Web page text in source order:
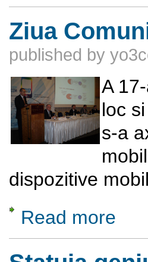
Ziua
published by
A
loc
s-a
dispozitive
Read more